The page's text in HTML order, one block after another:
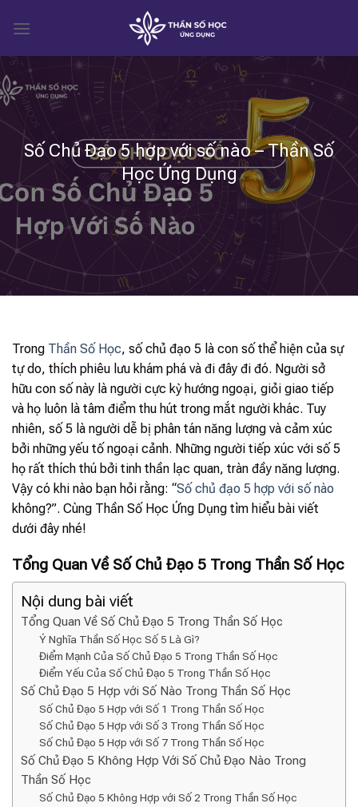
Số Chủ Đạo 5 hợp với số nào – Thần Số
Học Ứng Dụng
Trong Thần Số Học, số chủ đạo 5 là con số thể hiện của sự
tự do, thích phiêu lưu khám phá và đi đây đi đó. Người sở
hữu con số này là người cực kỳ hướng ngoại, giỏi giao tiếp
và họ luôn là tâm điểm thu hút trong mắt người khác. Tuy
nhiên, số 5 là người dễ bị phân tán năng lượng và cảm xúc
bởi những yếu tố ngoại cảnh. Những người tiếp xúc với số 5
họ rất thích thú bởi tinh thần lạc quan, tràn đầy năng lượng.
Vậy có khi nào bạn hỏi rằng: “Số chủ đạo 5 hợp với số nào
không?”. Cùng Thần Số Học Ứng Dụng tìm hiểu bài viết
dưới đây nhé!
Tổng Quan Về Số Chủ Đạo 5 Trong Thần Số Học
Nội dung bài viết
Tổng Quan Về Số Chủ Đạo 5 Trong Thần Số Học
Ý Nghĩa Thần Số Học Số 5 Là Gì?
Điểm Mạnh Của Số Chủ Đạo 5 Trong Thần Số Học
Điểm Yếu Của Số Chủ Đạo 5 Trong Thần Số Học
Số Chủ Đạo 5 Hợp với Số Nào Trong Thần Số Học
Số Chủ Đạo 5 Hợp với Số 1 Trong Thần Số Học
Số Chủ Đạo 5 Hợp với Số 3 Trong Thần Số Học
Số Chủ Đạo 5 Hợp với Số 7 Trong Thần Số Học
Số Chủ Đạo 5 Không Hợp Với Số Chủ Đạo Nào Trong
Thần Số Học
Số Chủ Đạo 5 Không Hợp với Số 2 Trong Thần Số Học